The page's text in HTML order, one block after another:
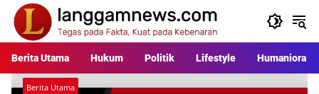
Langsung
konten
Berita Utama Hukum Politik Lifestyle Humaniora
Berita Utama